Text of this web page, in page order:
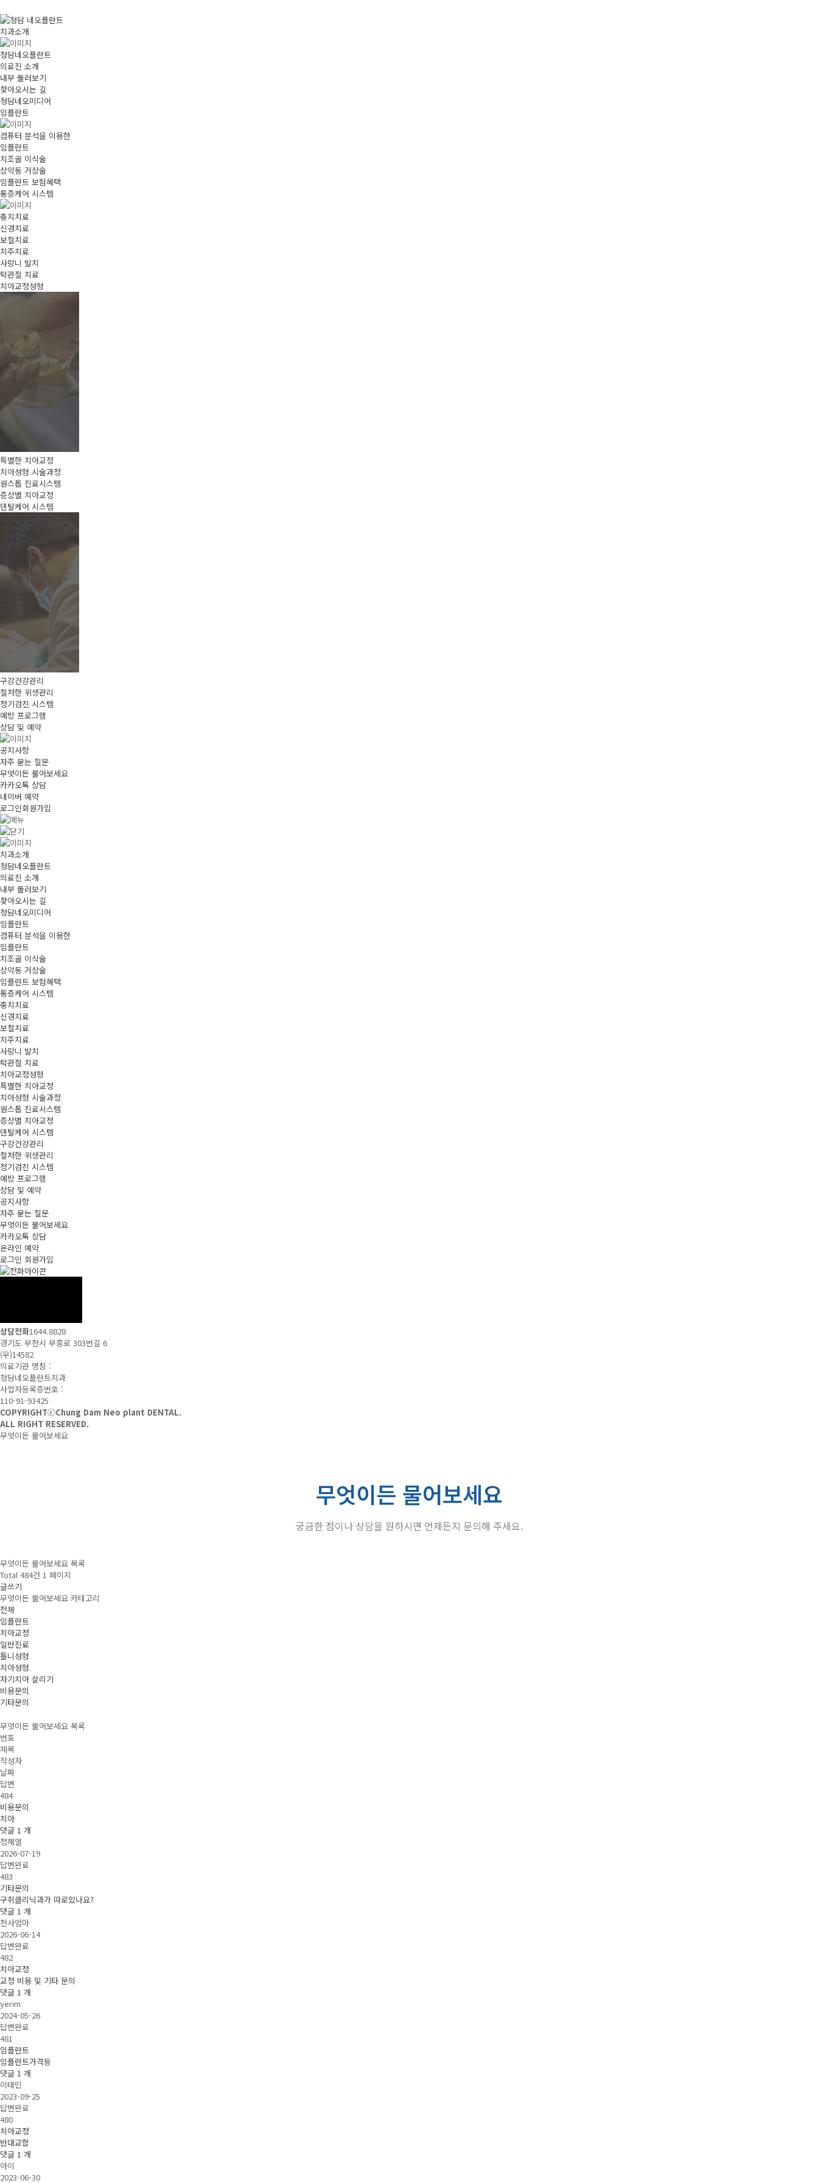
치과소개
청담네오플란트
의료진 소개
내부 둘러보기
찾아오시는 길
청담네오미디어
임플란트
컴퓨터 분석을 이용한
임플란트
치조골 이식술
상악동 거상술
임플란트 보험혜택
통증케어 시스템
충치치료
신경치료
보철치료
치주치료
사랑니 발치
턱관절 치료
치아교정성형
특별한 치아교정
치아성형 시술과정
원스톱 진료시스템
증상별 치아교정
덴탈케어 시스템
구강건강관리
철저한 위생관리
정기검진 시스템
예방 프로그램
상담 및 예약
공지사항
자주 묻는 질문
무엇이든 물어보세요
카카오톡 상담
네이버 예약
로그인회원가입
치과소개
청담네오플란트
의료진 소개
내부 둘러보기
찾아오시는 길
청담네오미디어
임플란트
컴퓨터 분석을 이용한
임플란트
치조골 이식술
상악동 거상술
임플란트 보험혜택
통증케어 시스템
충치치료
신경치료
보철치료
치주치료
사랑니 발치
턱관절 치료
치아교정성형
특별한 치아교정
치아성형 시술과정
원스톱 진료시스템
증상별 치아교정
덴탈케어 시스템
구강건강관리
철저한 위생관리
정기검진 시스템
예방 프로그램
상담 및 예약
공지사항
자주 묻는 질문
무엇이든 물어보세요
카카오톡 상담
온라인 예약
로그인 회원가입
상담전화1644.8828
경기도 부천시 부흥로 303번길 6
(우)14582
의료기관 명칭 :
청담네오플란트치과
사업자등록증번호 :
110-91-93425
COPYRIGHTⓒChung Dam Neo plant DENTAL.
ALL RIGHT RESERVED.
무엇이든 물어보세요
무엇이든 물어보세요
궁금한 점이나 상담을 원하시면 언제든지 문의해 주세요.
무엇이든 물어보세요 목록
Total 484건 1 페이지
글쓰기
무엇이든 물어보세요 카테고리
전체
임플란트
치아교정
일반진료
틀니성형
치아성형
자기치아 살리기
비용문의
기타문의
무엇이든 물어보세요 목록
번호
제목
작성자
날짜
답변
484
비용문의
치아
댓글 1 개
정해열
2026-07-19
답변완료
483
기타문의
구취클리닉과가 따로있나요?
댓글 1 개
천사엄마
2026-06-14
답변완료
482
치아교정
교정 비용 및 기타 문의
댓글 1 개
yerim
2024-05-26
답변완료
481
임플란트
임플란트가격등
댓글 1 개
이태민
2023-09-25
답변완료
480
치아교정
반대교합
댓글 1 개
아이
2023-06-30